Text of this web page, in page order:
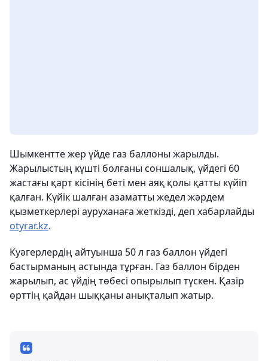
Шымкентте жер үйде газ баллоны жарылды.
Жарылыстың күшті болғаны соншалық, үйдегі 60
жастағы қарт кісінің беті мен аяқ қолы қатты күйіп
қалған. Күйік шалған азаматты жедел жәрдем
қызметкерлері ауруханаға жеткізді, деп хабарлайды
otyrar.kz.
Куәгерлердің айтуынша 50 л газ баллон үйдегі
бастырманың астында тұрған. Газ баллон бірден
жарылып, ас үйдің төбесі опырылып түскен. Қазір
өрттің қайдан шыққаны анықталып жатыр.